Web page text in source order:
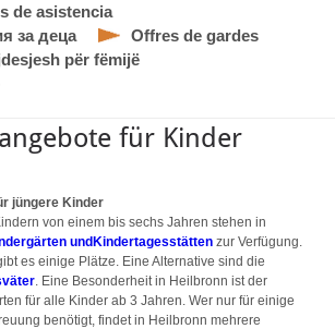
de asistencia
за деца
Offres de gardes
për fëmijë
für Kinder
jüngere Kinder
von einem bis sechs Jahren stehen in
undKindertagesstätten zur Verfügung.
es einige Plätze. Eine Alternative sind die
. Eine Besonderheit in Heilbronn ist der
für alle Kinder ab 3 Jahren. Wer nur für einige
benötigt, findet in Heilbronn mehrere